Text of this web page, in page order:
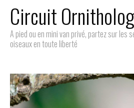
Circuit
A pied ou en mini van privé, partez sur les
oiseaux en toute liberté